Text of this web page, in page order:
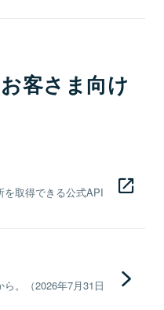
客さま向け
を取得できる公式API
。（2026年7月31日